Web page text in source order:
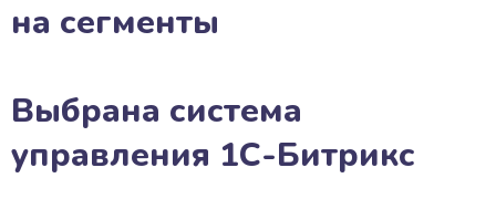
на сегменты
Выбрана система
управления 1С-Битрикс